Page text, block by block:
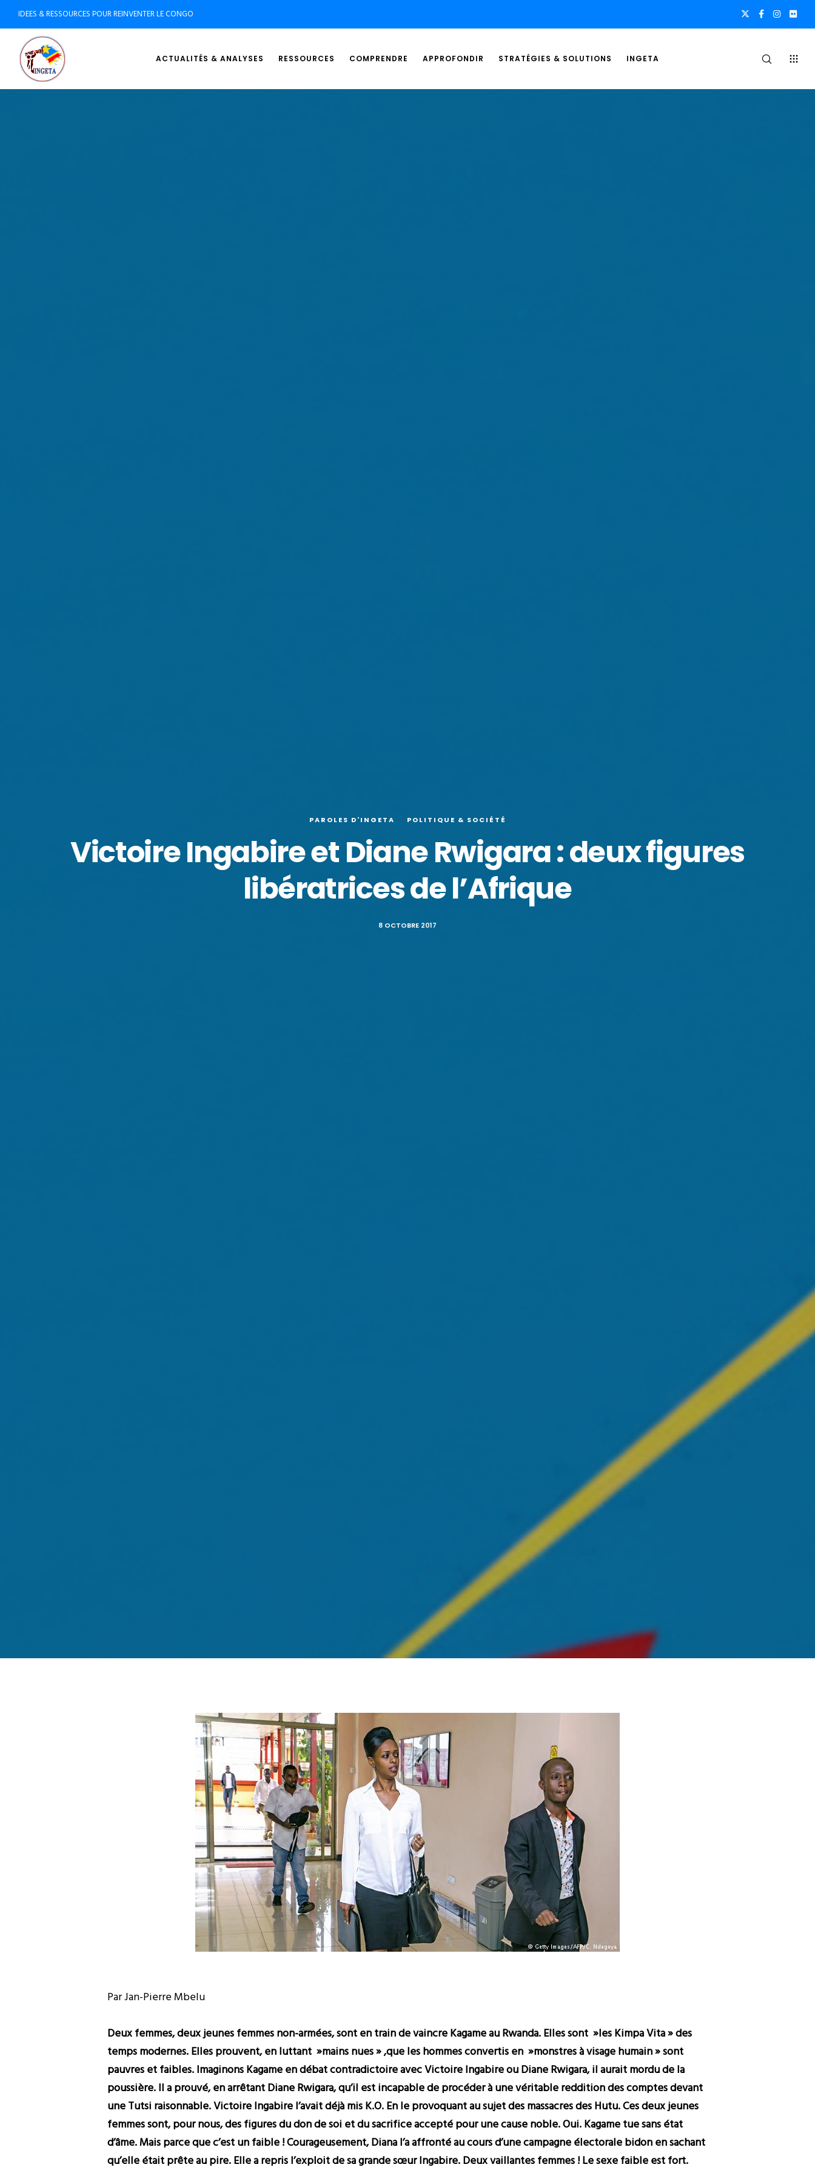
IDEES & RESSOURCES POUR REINVENTER LE CONGO
ACTUALITÉS & ANALYSES RESSOURCES COMPRENDRE APPROFONDIR STRATÉGIES & SOLUTIONS INGETA
PAROLES D'INGETA POLITIQUE & SOCIÉTÉ
Victoire Ingabire et Diane Rwigara : deux figures
libératrices de l’Afrique
8 OCTOBRE 2017
Par Jan-Pierre Mbelu
Deux femmes, deux jeunes femmes non-armées, sont en train de vaincre Kagame au Rwanda. Elles sont »les Kimpa Vita » des
temps modernes. Elles prouvent, en luttant »mains nues » ,que les hommes convertis en »monstres à visage humain » sont
pauvres et faibles. Imaginons Kagame en débat contradictoire avec Victoire Ingabire ou Diane Rwigara, il aurait mordu de la
poussière. Il a prouvé, en arrêtant Diane Rwigara, qu’il est incapable de procéder à une véritable reddition des comptes devant
une Tutsi raisonnable. Victoire Ingabire l’avait déjà mis K.O. En le provoquant au sujet des massacres des Hutu. Ces deux jeunes
femmes sont, pour nous, des figures du don de soi et du sacrifice accepté pour une cause noble. Oui. Kagame tue sans état
d’âme. Mais parce que c’est un faible ! Courageusement, Diana l’a affronté au cours d’une campagne électorale bidon en sachant
qu’elle était prête au pire. Elle a repris l’exploit de sa grande sœur Ingabire. Deux vaillantes femmes ! Le sexe faible est fort.